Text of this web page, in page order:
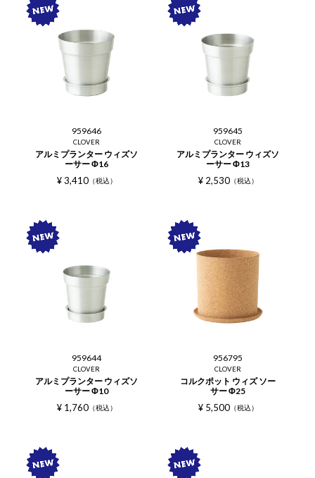
959646
CLOVER
アルミプランター ウィズソ
ーサー Φ16
¥ 3,410 税込
959645
CLOVER
アルミプランター ウィズソ
ーサー Φ13
¥ 2,530 税込
959644
CLOVER
アルミプランター ウィズソ
ーサー Φ10
¥ 1,760 税込
956795
CLOVER
コルクポット ウィズ ソー
サー Φ25
¥ 5,500 税込